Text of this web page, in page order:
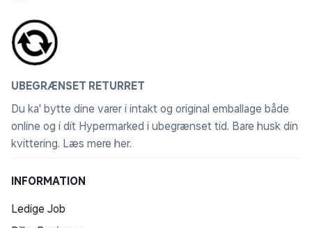
UBEGRÆNSET RETURRET
Du ka' bytte dine varer i intakt og original emballage både
online og i dit Hypermarked i ubegrænset tid. Bare husk din
kvittering. Læs mere her.
INFORMATION
Ledige Job